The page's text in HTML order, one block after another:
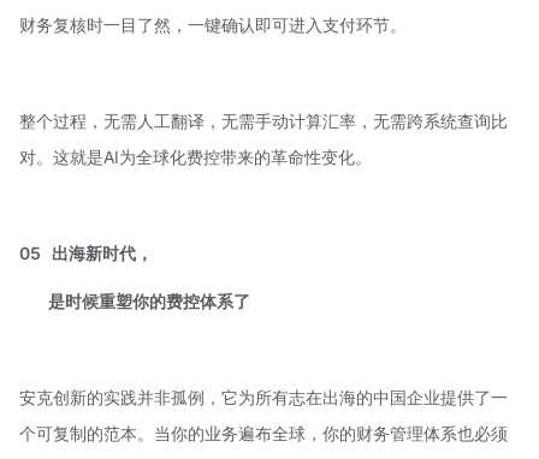
财务复核时一目了然，一键确认即可进入支付环节。
整个过程，无需人工翻译，无需手动计算汇率，无需跨系统查询比
对。这就是AI为全球化费控带来的革命性变化。
05 出海新时代，
是时候重塑你的费控体系了
安克创新的实践并非孤例，它为所有志在出海的中国企业提供了一
个可复制的范本。当你的业务遍布全球，你的财务管理体系也必须